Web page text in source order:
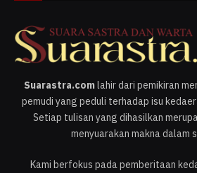
Suarastra.comlahir dari pemikiran
pemudi yang peduli terhadap isu
Setiap tulisan yang dihasilkan
menyuarakan makna dalam
Kami berfokus pada pemberitaan